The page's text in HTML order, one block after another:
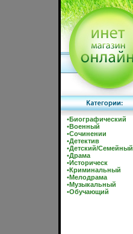
•Биографический
•Военный
•Сочинении
•Детектив
•Детский/Семейный
•Драма
•Историческ
•Криминальный
•Мелодрама
•Музыкальный
•Обучающий